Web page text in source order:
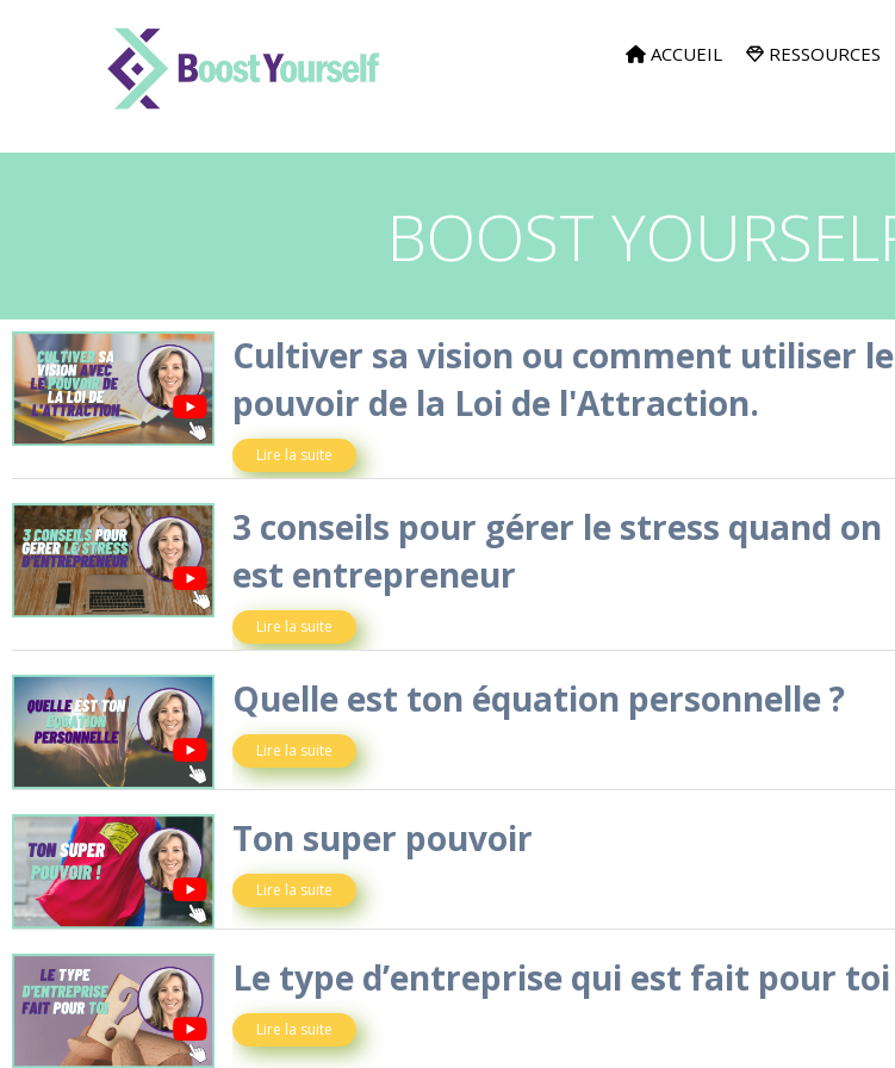
ACCUEIL RESSOURCES
BOOST
Cultiver sa vision ou comment utiliser le
pouvoir de la Loi de l'Attraction.
Lire la suite
3 conseils pour gérer le stress quand on
est entrepreneur
Lire la suite
Quelle est ton équation personnelle ?
Lire la suite
Ton super pouvoir
Lire la suite
Le type d’entreprise qui est fait pour toi
Lire la suite